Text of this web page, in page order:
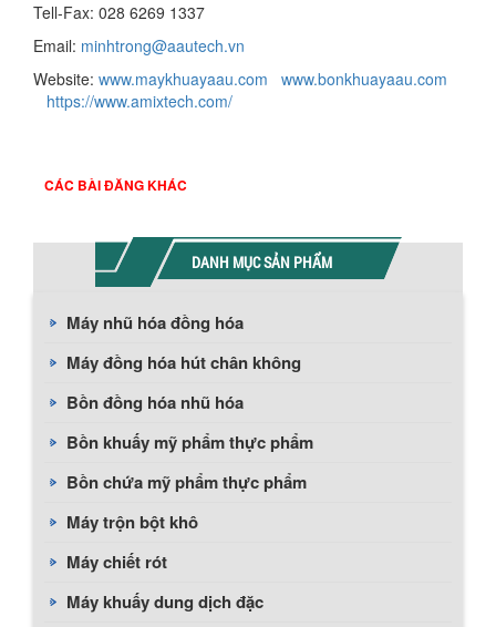
Tell-Fax: 028 6269 1337
Email: minhtrong@aautech.vn
Website: www.maykhuayaau.com
www.bonkhuayaau.com
https://www.amixtech.com/
CÁC BÀI ĐĂNG KHÁC
DANH MỤC SẢN PHẨM
Máy nhũ hóa đồng hóa
Máy đồng hóa hút chân không
Bồn đồng hóa nhũ hóa
Bồn khuấy mỹ phẩm thực phẩm
Bồn chứa mỹ phẩm thực phẩm
Máy trộn bột khô
Máy chiết rót
Máy khuấy dung dịch đặc